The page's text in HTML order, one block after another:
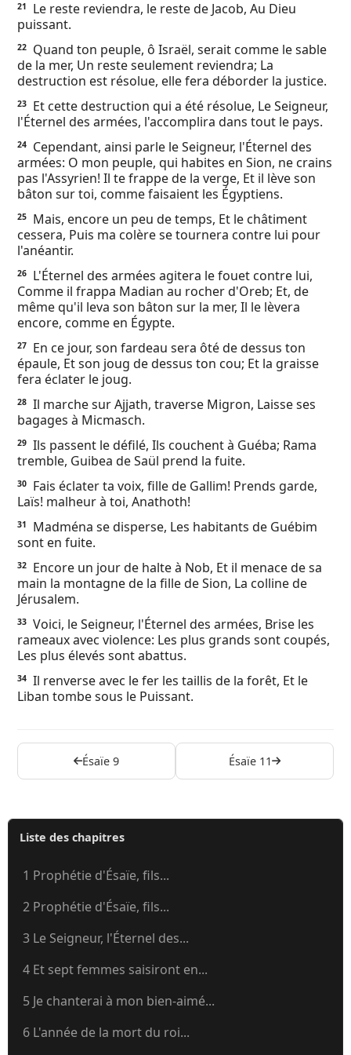
21
Le reste reviendra, le reste de Jacob, Au Dieu
puissant.
22
Quand ton peuple, ô Israël, serait comme le sable
de la mer, Un reste seulement reviendra; La
destruction est résolue, elle fera déborder la justice.
23
Et cette destruction qui a été résolue, Le Seigneur,
l'Éternel des armées, l'accomplira dans tout le pays.
24
Cependant, ainsi parle le Seigneur, l'Éternel des
armées: O mon peuple, qui habites en Sion, ne crains
pas l'Assyrien! Il te frappe de la verge, Et il lève son
bâton sur toi, comme faisaient les Égyptiens.
25
Mais, encore un peu de temps, Et le châtiment
cessera, Puis ma colère se tournera contre lui pour
l'anéantir.
26
L'Éternel des armées agitera le fouet contre lui,
Comme il frappa Madian au rocher d'Oreb; Et, de
même qu'il leva son bâton sur la mer, Il le lèvera
encore, comme en Égypte.
27
En ce jour, son fardeau sera ôté de dessus ton
épaule, Et son joug de dessus ton cou; Et la graisse
fera éclater le joug.
28 Il marche sur Ajjath, traverse Migron, Laisse ses
bagages à Micmasch.
29 Ils passent le défilé, Ils couchent à Guéba; Rama
tremble, Guibea de Saül prend la fuite.
30
Fais éclater ta voix, fille de Gallim! Prends garde,
Laïs! malheur à toi, Anathoth!
31
Madména se disperse, Les habitants de Guébim
sont en fuite.
32
Encore un jour de halte à Nob, Et il menace de sa
main la montagne de la fille de Sion, La colline de
Jérusalem.
33 Voici, le Seigneur, l'Éternel des armées, Brise les
rameaux avec violence: Les plus grands sont coupés,
Les plus élevés sont abattus.
34 Il renverse avec le fer les taillis de la forêt, Et le
Liban tombe sous le Puissant.
Ésaïe 9 Ésaïe 11
Liste des chapitres
1 Prophétie d'Ésaïe, fils...
2 Prophétie d'Ésaïe, fils...
3 Le Seigneur, l'Éternel des...
4 Et sept femmes saisiront en...
5 Je chanterai à mon bien-aimé...
6 L'année de la mort du roi...